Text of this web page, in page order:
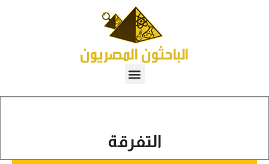
التفرقة